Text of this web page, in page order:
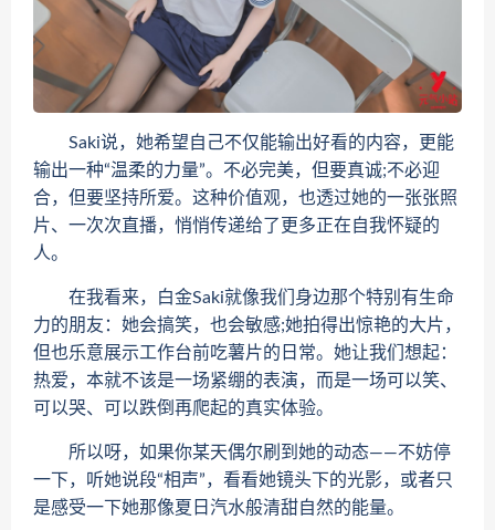
Saki说，她希望自己不仅能输出好看的内容，更能
输出一种“温柔的力量”。不必完美，但要真诚;不必迎
合，但要坚持所爱。这种价值观，也透过她的一张张照
片、一次次直播，悄悄传递给了更多正在自我怀疑的
人。
在我看来，白金Saki就像我们身边那个特别有生命
力的朋友：她会搞笑，也会敏感;她拍得出惊艳的大片，
但也乐意展示工作台前吃薯片的日常。她让我们想起：
热爱，本就不该是一场紧绷的表演，而是一场可以笑、
可以哭、可以跌倒再爬起的真实体验。
所以呀，如果你某天偶尔刷到她的动态——不妨停
一下，听她说段“相声”，看看她镜头下的光影，或者只
是感受一下她那像夏日汽水般清甜自然的能量。